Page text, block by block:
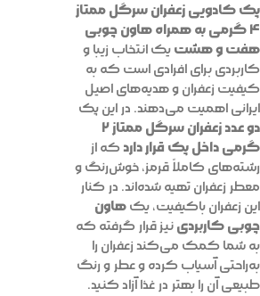
پک کادویی زعفران سرگل ممتاز
۴ گرمی به همراه هاون چوبی
هفت و هشت یک انتخاب زیبا و
کاربردی برای افرادی است که به
کیفیت زعفران و هدیه‌های اصیل
ایرانی اهمیت می‌دهند. در این پک
دو عدد زعفران سرگل ممتاز ۲
گرمی داخل پک قرار دارد که از
رشته‌های کاملاً قرمز، خوش‌رنگ و
معطر زعفران تهیه شده‌اند. در کنار
این زعفران باکیفیت، یک هاون
چوبی کاربردی نیز قرار گرفته که
به شما کمک می‌کند زعفران را
به‌راحتی آسیاب کرده و عطر و رنگ
طبیعی آن را بهتر در غذا آزاد کنید.